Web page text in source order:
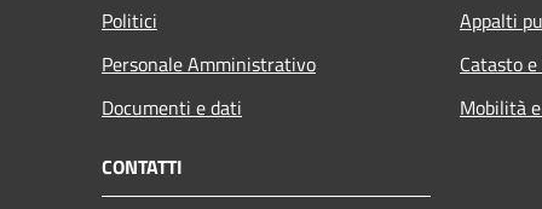
Politici
Personale Amministrativo
Documenti e dati
Appalti
Catasto
Mobilità
CONTATTI